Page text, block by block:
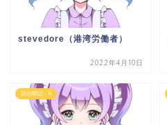
stevedore（港湾労働者）
2022年4月10日
語呂暗記 - A